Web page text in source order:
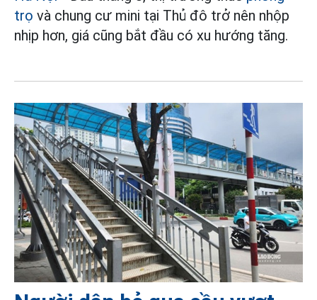
trọ và chung cư mini tại Thủ đô trở nên nhộp
nhịp hơn, giá cũng bắt đầu có xu hướng tăng.